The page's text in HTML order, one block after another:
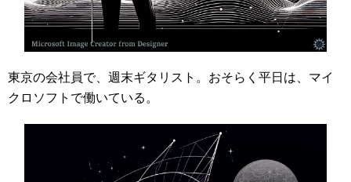
東京の会社員で、週末ギタリスト。おそらく平日は、マイ
クロソフトで働いている。